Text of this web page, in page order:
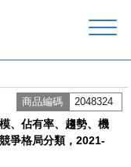
商品編碼 2048324
、佔有率、趨勢、機
爭格局分類，2021-